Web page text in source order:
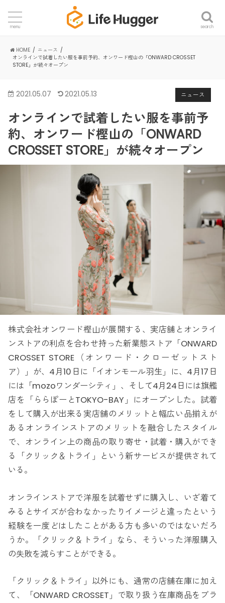
search
menu
HOME
ニュース
オンラインで試着したい服を事前予約、オンワード樫山の「ONWARD CROSSET
STORE」が続々オープン
ニュース
2021.05.07 2021.05.13
オンラインで試着したい服を事前予
約、オンワード樫山の「ONWARD
CROSSET STORE」が続々オープン
株式会社オンワード樫山が展開する、実店舗とオンライ
ンストアの利点を合わせ持った新業態ストア「ONWARD
CROSSET STORE（オンワード・クローゼットスト
ア）」が、4月10日に「イオンモール羽生」に、4月17日
には「mozoワンダーシティ」、そして4月24日には旗艦
店を「ららぽーとTOKYO-BAY」にオープンした。試着
をして購入が出来る実店舗のメリットと幅広い品揃えが
あるオンラインストアのメリットを融合したスタイル
で、オンライン上の商品の取り寄せ・試着・購入ができ
る「クリック＆トライ」という新サービスが提供されて
いる。
オンラインストアで洋服を試着せずに購入し、いざ着て
みるとサイズが合わなかったりイメージと違ったという
経験を一度どはしたことがある方も多いのではないだろ
うか。「クリック＆トライ」なら、そういった洋服購入
の失敗を減らすことができる。
「クリック＆トライ」以外にも、通常の店舗在庫に加え
て、「ONWARD CROSSET」で取り扱う在庫商品をブラ